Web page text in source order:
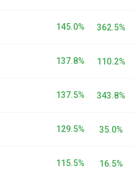
145.0% 362.5%
137.8% 110.2%
137.5% 343.8%
129.5% 35.0%
115.5% 16.5%